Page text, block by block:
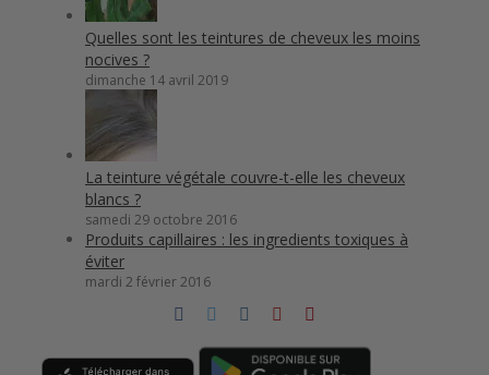
Quelles sont les teintures de cheveux les moins
nocives ?
dimanche 14 avril 2019
La teinture végétale couvre-t-elle les cheveux
blancs ?
samedi 29 octobre 2016
Produits capillaires : les ingredients toxiques à
éviter
mardi 2 février 2016